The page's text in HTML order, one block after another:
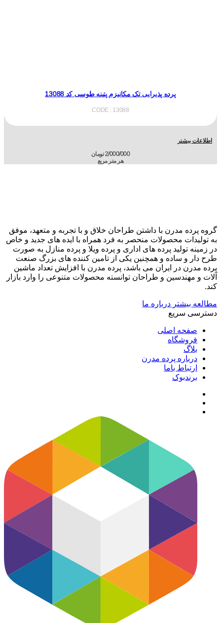
پرده پذیرایی تک مکانیزم پتینه طوسی کد 13088
CODE : 13088
اطلاعات بیشتر
2/000/000تومان
هر متر مربع
گروه پرده مدرن با داشتن طراحان خلاق و با تجربه و متعهد، موفق
به تولیدات محصولات منحصر به فرد همراه با ایده های جدید و خاص
در زمینه تولید پرده های اداری و پرده ویلا و پرده منازل به صورت
طرح دار و ساده و همچنین یکی از تامین کننده های بزرگ صنعت
پرده مدرن در ایران می باشد، پرده مدرن با افزایش تعداد ماشین
آلات و مهندسین و طراحان توانسته محصولات متنوعی را وارد بازار
کند.
مطالعه بیشتر درباره ما
دسترسی سریع
صفحه اصلی
فروشگاه
بلاگ
درباره پرده مدرن
ارتباط باما
برندبوک